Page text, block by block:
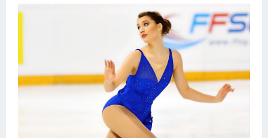
КатегорииФото